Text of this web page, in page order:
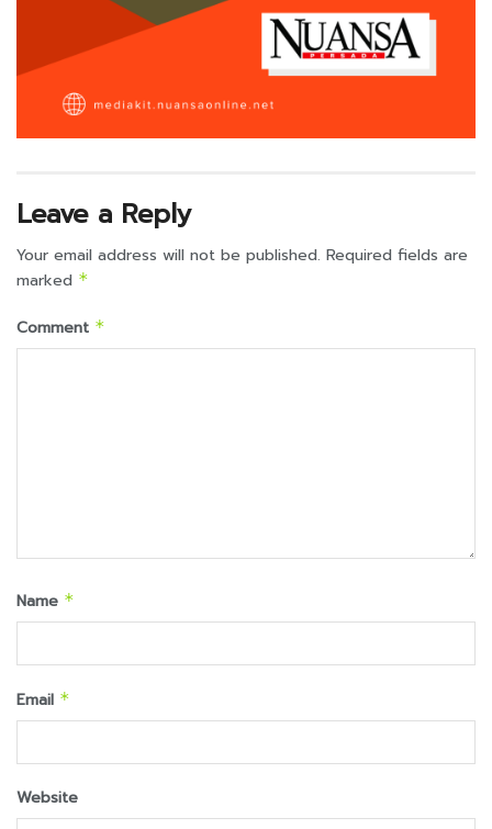
Leave a Reply
Your email address will not be published. Required fields are
marked *
Comment *
Name *
Email *
Website